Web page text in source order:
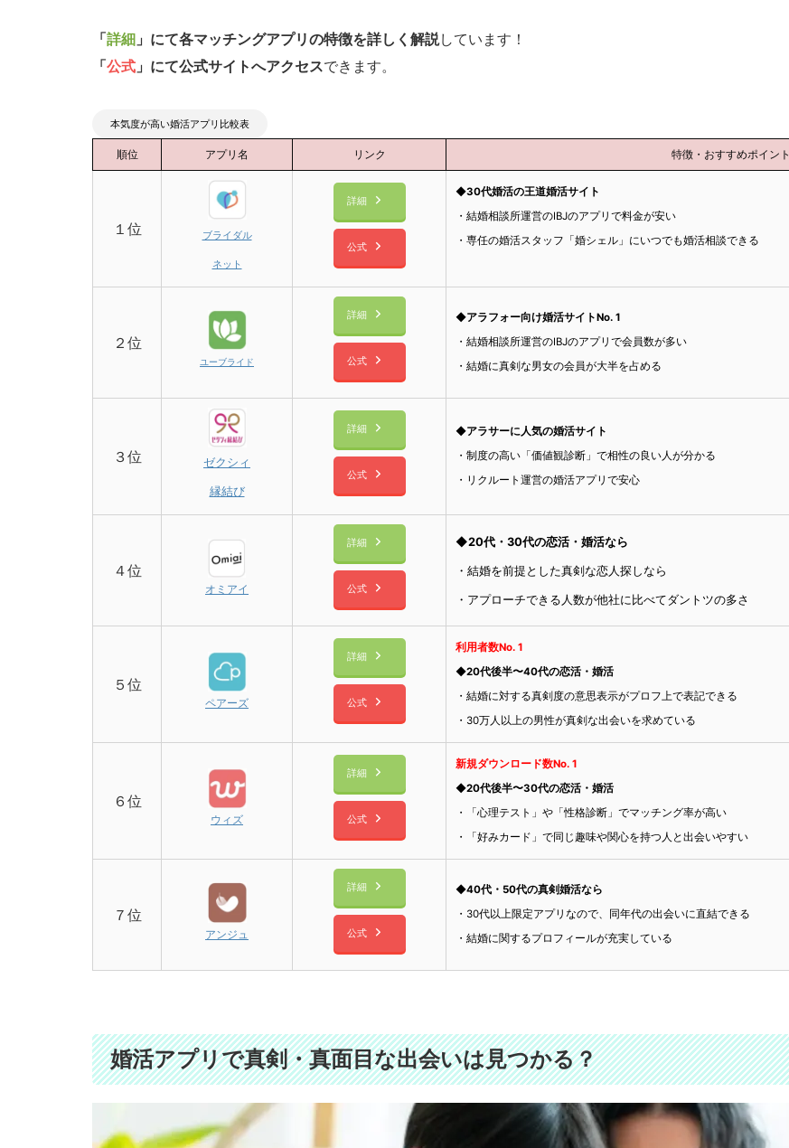
「詳細 」にて各マッチングアプリの特徴を詳しく解説しています！
「公式 」にて公式サイトへアクセスできます。
本気度が高い婚活アプリ比較表
順位 アプリ名 リンク 特徴・おすすめポイント
１位 ブライダル
ネット
詳細
公式
◆30代婚活の王道婚活サイト
・結婚相談所運営のIBJのアプリで料金が安い
・専任の婚活スタッフ「婚シェル」にいつでも婚活相談できる
２位
ユーブライド
詳細
公式
◆アラフォー向け婚活サイトNo. 1
・結婚相談所運営のIBJのアプリで会員数が多い
・結婚に真剣な男女の会員が大半を占める
３位 ゼクシィ
縁結び
詳細
公式
◆アラサーに人気の婚活サイト
・制度の高い「価値観診断」で相性の良い人が分かる
・リクルート運営の婚活アプリで安心
４位
オミアイ
詳細
公式
◆20代・30代の恋活・婚活なら
・結婚を前提とした真剣な恋人探しなら
・アプローチできる人数が他社に比べてダントツの多さ
５位
ペアーズ
詳細
公式
利用者数No. 1
◆20代後半〜40代の恋活・婚活
・結婚に対する真剣度の意思表示がプロフ上で表記できる
・30万人以上の男性が真剣な出会いを求めている
６位
ウィズ
詳細
公式
新規ダウンロード数No. 1
◆20代後半〜30代の恋活・婚活
・「心理テスト」や「性格診断」でマッチング率が高い
・「好みカード」で同じ趣味や関心を持つ人と出会いやすい
７位
アンジュ
詳細
公式
◆40代・50代の真剣婚活なら
・30代以上限定アプリなので、同年代の出会いに直結できる
・結婚に関するプロフィールが充実している
婚活アプリで真剣・真面目な出会いは見つかる？